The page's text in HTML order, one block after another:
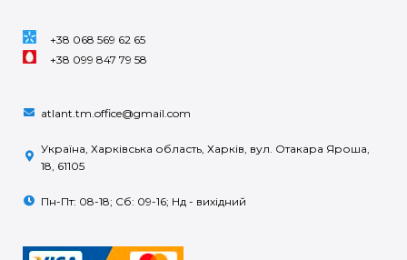
+38 068 569 62 65
+38 099 847 79 58
atlant.tm.office@gmail.com
Україна, Харківська область, Харків, вул. Отакара Яроша,
18, 61105
Пн-Пт: 08-18; Сб: 09-16; Нд - вихідний